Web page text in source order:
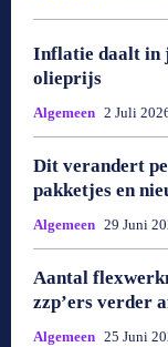
Inflatie daalt in
olieprijs
Algemeen 2 Juli
Dit verandert
pakketjes en
Algemeen 29 Juni
Aantal
zzp’ers verder
Algemeen 25 Juni